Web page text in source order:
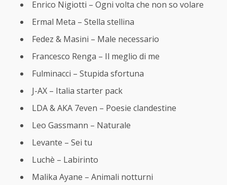
Enrico Nigiotti – Ogni volta che non so volare
Ermal Meta – Stella stellina
Fedez & Masini – Male necessario
Francesco Renga – Il meglio di me
Fulminacci – Stupida sfortuna
J-AX – Italia starter pack
LDA & AKA 7even – Poesie clandestine
Leo Gassmann – Naturale
Levante – Sei tu
Luchè – Labirinto
Malika Ayane – Animali notturni